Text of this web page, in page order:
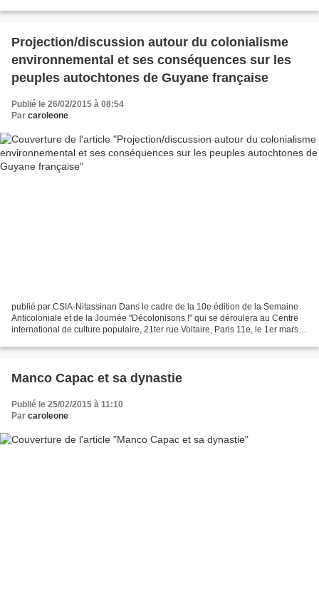
Projection/discussion autour du colonialisme
environnemental et ses conséquences sur les
peuples autochtones de Guyane française
Publié le 26/02/2015 à 08:54
Par caroleone
publié par CSIA-Nitassinan Dans le cadre de la 10e édition de la Semaine
Anticoloniale et de la Journée "Décolonisons !" qui se déroulera au Centre
international de culture populaire, 21ter rue Voltaire, Paris 11e, le 1er mars,
Manco Capac et sa dynastie
Publié le 25/02/2015 à 11:10
Par caroleone